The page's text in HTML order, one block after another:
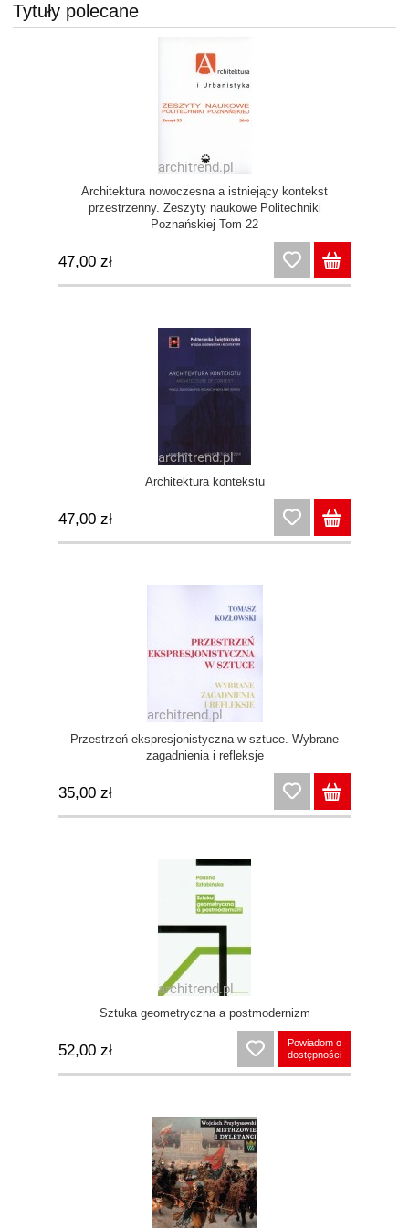
Tytuły polecane
Architektura nowoczesna a istniejący kontekst
przestrzenny. Zeszyty naukowe Politechniki
Poznańskiej Tom 22
47,00 zł
Architektura kontekstu
47,00 zł
Przestrzeń ekspresjonistyczna w sztuce. Wybrane
zagadnienia i refleksje
35,00 zł
Sztuka geometryczna a postmodernizm
52,00 zł
Powiadom o
dostępności